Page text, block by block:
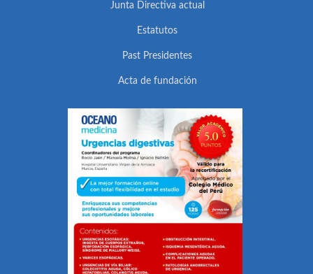
Junta Directiva actual
Estatutos
Past Presidentes
Acta de fundación